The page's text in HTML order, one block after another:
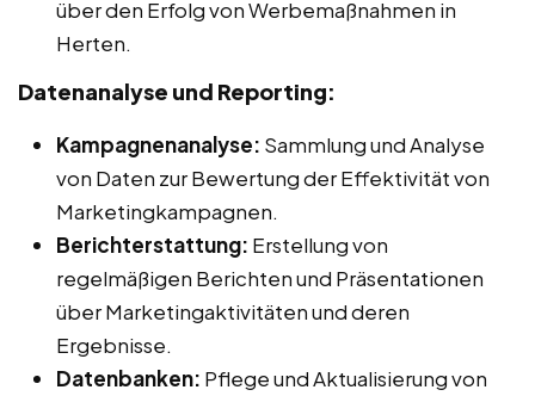
über den Erfolg von Werbemaßnahmen in
Herten.
Datenanalyse und Reporting:
Kampagnenanalyse: Sammlung und Analyse
von Daten zur Bewertung der Effektivität von
Marketingkampagnen.
Berichterstattung: Erstellung von
regelmäßigen Berichten und Präsentationen
über Marketingaktivitäten und deren
Ergebnisse.
Datenbanken: Pflege und Aktualisierung von